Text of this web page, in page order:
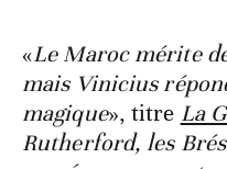
«Le Maroc mérite
mais Vinicius
magique», titre La
Rutherford, les